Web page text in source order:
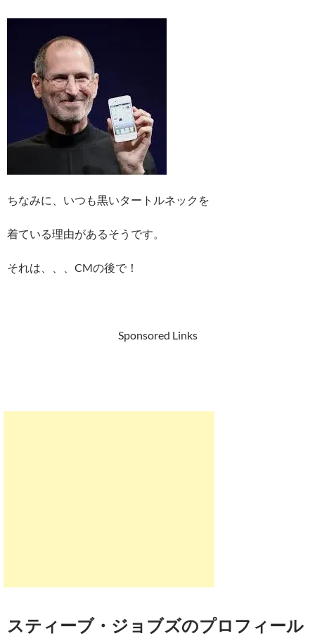
ちなみに、いつも黒いタートルネックを
着ている理由があるそうです。
それは、、、CMの後で！
Sponsored Links
スティーブ・ジョブズのプロフィール